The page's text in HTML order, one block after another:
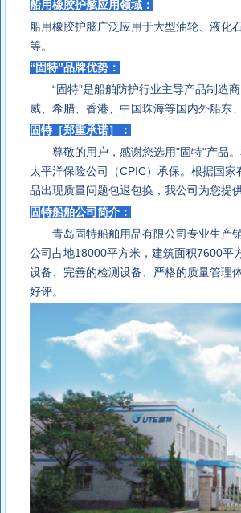
船用橡胶护舷应用领域：
船用橡胶护舷广泛应用于大型油轮、液化
等。
“固特”品牌优势：
“固特”是船舶防护行业主导产品制造商
威、希腊、香港、中国珠海等国内外船东
固特［郑重承诺］：
尊敬的用户，感谢您选用"固特"产品。
太平洋保险公司（CPIC）承保。根据国
品出现质量问题包退包换，我公司为您提
固特船舶公司简介：
青岛固特船舶用品有限公司专业生产
公司占地18000平方米，建筑面积7600平
设备、完善的检测设备、严格的质量管理
好评。